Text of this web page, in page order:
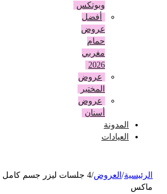
وبوتكس
أفضل
عروض
حمام
مغربي
عروض
المختبر
عروض
أسنان
المدونة
العيادات
/العروض